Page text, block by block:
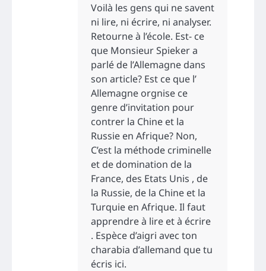
Voilà les gens qui ne savent
ni lire, ni écrire, ni analyser.
Retourne à l’école. Est- ce
que Monsieur Spieker a
parlé de l’Allemagne dans
son article? Est ce que l’
Allemagne orgnise ce
genre d’invitation pour
contrer la Chine et la
Russie en Afrique? Non,
C’est la méthode criminelle
et de domination de la
France, des Etats Unis , de
la Russie, de la Chine et la
Turquie en Afrique. Il faut
apprendre à lire et à écrire
. Espèce d’aigri avec ton
charabia d’allemand que tu
écris ici.